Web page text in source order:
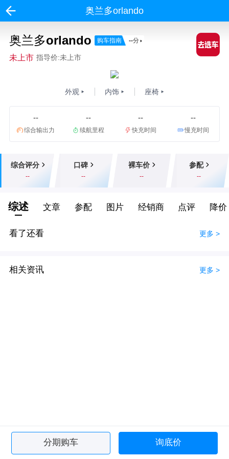
奥兰多orlando
奥兰多orlando 购车指南 --分
未上市 指导价:未上市
外观 内饰 座椅
--
综合输出力
--
续航里程
--
快充时间
--
慢充时间
综合评分
--
口碑
--
裸车价
--
参配
--
综述 文章 参配 图片 经销商 点评 降价
看了还看 更多 >
相关资讯 更多 >
分期购车 询底价